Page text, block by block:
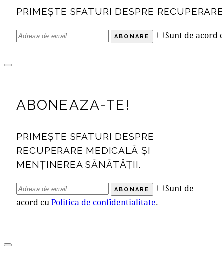
PRIMEȘTE SFATURI DESPRE
ABONARE Sunt de acord
ABONEAZA-TE!
PRIMEȘTE SFATURI DESPRE
RECUPERARE MEDICALĂ ȘI
MENȚINEREA SĂNĂTĂȚII.
ABONARE
Sunt de
acord cu Politica de confidentialitate.